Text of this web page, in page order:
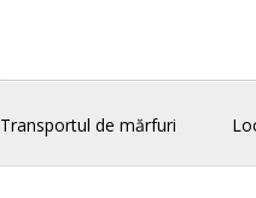
Transportul de mărfuri